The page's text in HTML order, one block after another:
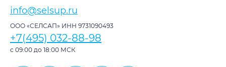
info@selsup.ru
ООО «СЕЛСАП» ИНН 9731090493
+7(495) 032-88-98
с 09:00 до 18:00 МСК